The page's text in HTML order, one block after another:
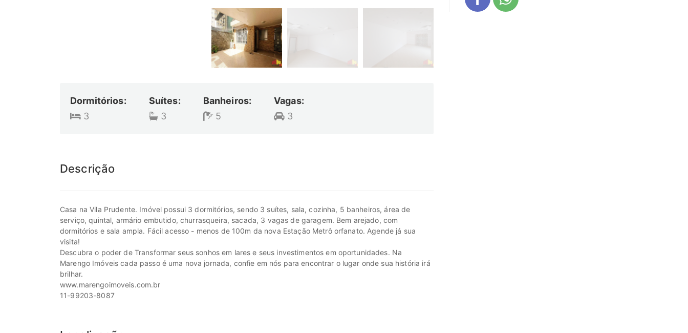
Dormitórios:
3
Suítes:
3
Banheiros:
5
Vagas:
3
Descrição
Casa na Vila Prudente. Imóvel possui 3 dormitórios, sendo 3 suítes, sala, cozinha, 5 banheiros, área de
serviço, quintal, armário embutido, churrasqueira, sacada, 3 vagas de garagem. Bem arejado, com
dormitórios e sala ampla. Fácil acesso - menos de 100m da nova Estação Metrô orfanato. Agende já sua
visita!
Descubra o poder de Transformar seus sonhos em lares e seus investimentos em oportunidades. Na
Marengo Imóveis cada passo é uma nova jornada, confie em nós para encontrar o lugar onde sua história irá
brilhar.
www.marengoimoveis.com.br
11-99203-8087